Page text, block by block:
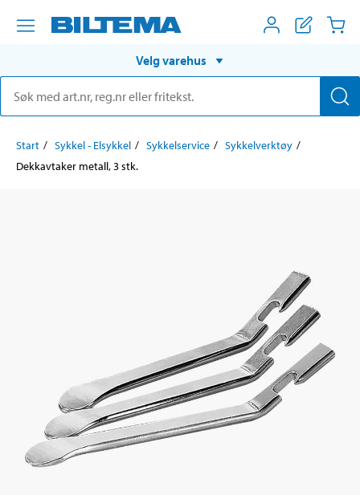
Velg varehus
Start Sykkel - Elsykkel Sykkelservice
Sykkelverktøy
Dekkavtaker metall, 3 stk.